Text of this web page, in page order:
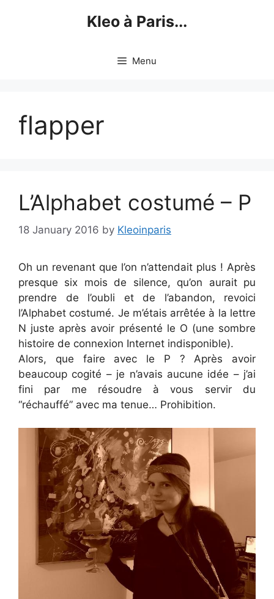
Kleo à Paris...
Menu
flapper
L’Alphabet costumé – P
18 January 2016 by Kleoinparis
Oh un revenant que l’on n’attendait plus ! Après
presque six mois de silence, qu’on aurait pu
prendre de l’oubli et de l’abandon, revoici
l’Alphabet costumé. Je m’étais arrêtée à la lettre
N juste après avoir présenté le O (une sombre
histoire de connexion Internet indisponible).
Alors, que faire avec le P ? Après avoir
beaucoup cogité – je n’avais aucune idée – j’ai
fini par me résoudre à vous servir du
“réchauffé” avec ma tenue… Prohibition.